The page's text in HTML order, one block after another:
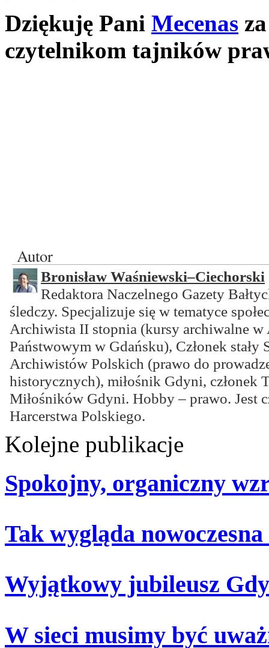
Dziękuję Pani Mecenas
czytelnikom tajników
Autor
Bronisław Waśniewski–Ciechorski
Redaktora Naczelnego Gazety
śledczy. Specjalizuje się w tematyce
Archiwista II stopnia (kursy archiwalne
Państwowym w Gdańsku), Członek stały
Archiwistów Polskich (prawo do
historycznych), miłośnik Gdyni, członek
Miłośników Gdyni. Hobby – prawo. Jest
Harcerstwa Polskiego.
Kolejne publikacje
Spokojny, organiczny
Tak wygląda
Wyjątkowy jubileusz
W sieci musimy być